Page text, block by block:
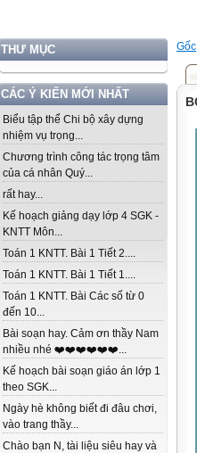
THƯ MỤC
CÁC Ý KIẾN MỚI NHẤT
Biểu tập thể Chi bộ xây dựng
nhiệm vụ trọng...
Chương trình công tác trọng tâm
của cá nhân Quý...
rất hay...
Kế hoạch giảng dạy lớp 4 SGK -
KNTT Môn...
Toán 1 KNTT. Bài 1 Tiết 2....
Toán 1 KNTT. Bài 1 Tiết 1....
Toán 1 KNTT. Bài Các số từ 0
đến 10...
Bài soạn hay. Cảm ơn thầy Nam
nhiều nhé ❤️❤️❤️❤️❤️❤️...
Kế hoạch bài soạn giáo án lớp 1
theo SGK...
Ngày hè không biết đi đâu chơi,
vào trang thầy...
Chào bạn N, tài liệu siêu hay và
Gốc